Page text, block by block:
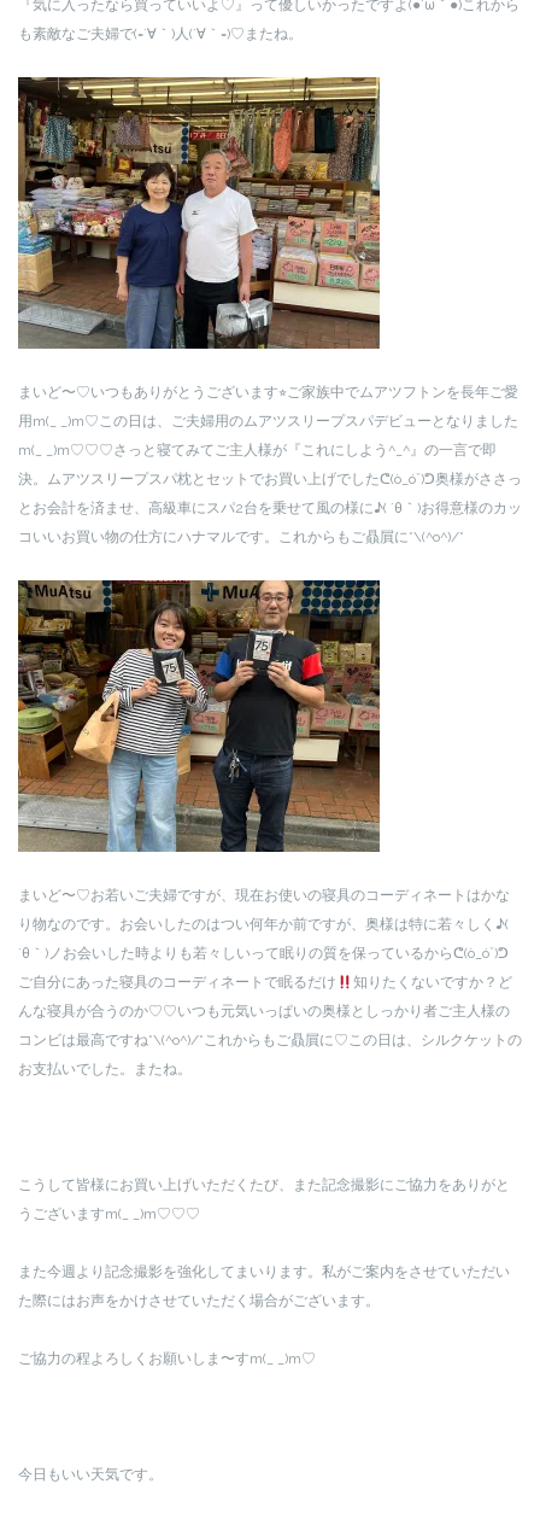
『気に入ったなら買っていいよ♡』って優しいかったですよ(●´ω｀●)これから
も素敵なご夫婦で(=´∀｀)人(´∀｀=)♡またね。
まいど〜♡いつもありがとうございます⭐︎ご家族中でムアツフトンを長年ご愛
用m(_ _)m♡この日は、ご夫婦用のムアツスリープスパデビューとなりました
m(_ _)m♡♡♡さっと寝てみてご主人様が『これにしよう^_^』の一言で即
決。ムアツスリープスパ枕とセットでお買い上げでしたᕦ(ò_óˇ)ᕤ奥様がささっ
とお会計を済ませ、高級車にスパ2台を乗せて風の様に♪( ´θ｀)お得意様のカッ
コいいお買い物の仕方にハナマルです。これからもご贔屓に*\(^o^)/*
まいど〜♡お若いご夫婦ですが、現在お使いの寝具のコーディネートはかな
り物なのです。お会いしたのはつい何年か前ですが、奥様は特に若々しく♪(
´θ｀)ノお会いした時よりも若々しいって眠りの質を保っているからᕦ(ò_óˇ)ᕤ
ご自分にあった寝具のコーディネートで眠るだけ
知りたくないですか？ど
んな寝具が合うのか♡♡いつも元気いっぱいの奥様としっかり者ご主人様の
コンビは最高ですね*\(^o^)/*これからもご贔屓に♡この日は、シルクケットの
お支払いでした。またね。
こうして皆様にお買い上げいただくたび、また記念撮影にご協力をありがと
うございますm(_ _)m♡♡♡
また今週より記念撮影を強化してまいります。私がご案内をさせていただい
た際にはお声をかけさせていただく場合がございます。
ご協力の程よろしくお願いしま〜すm(_ _)m♡
今日もいい天気です。